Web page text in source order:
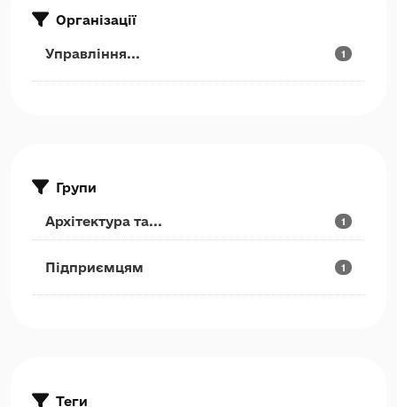
Організації
Управління... 1
Групи
Архітектура та... 1
Підприємцям 1
Теги